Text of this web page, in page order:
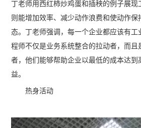
丁老师用西红柿炒鸡蛋和插秧的例子展现
则能增加效率、减少动作浪费和使动作保
态。丁老师强调，每一个企业都应该有工
程师不仅是业务系统整合的拉动者，而且
者，他们能够帮助企业以最低的成本达到
益。
热身活动